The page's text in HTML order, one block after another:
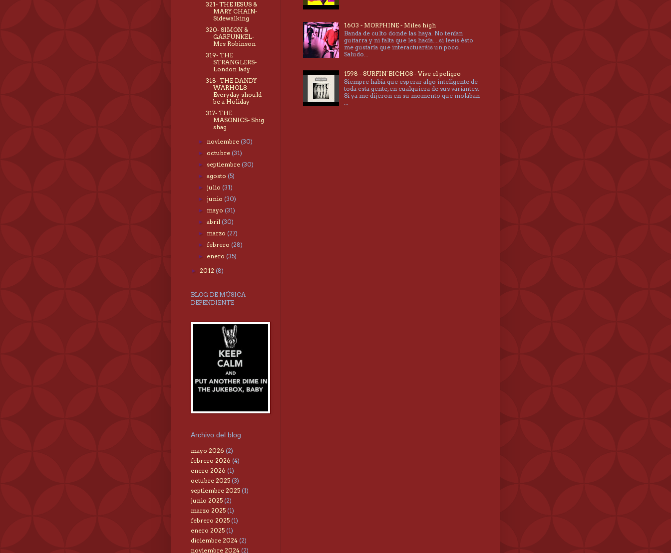
1603 - MORPHINE - Miles high
Banda de culto donde las haya. No tenían
guitarra y ni falta que les hacía....si leeis ésto
me gustaría que interactuaráis un poco.
Saludo...
1598 - SURFIN´BICHOS - Vive el peligro
Siempre había que esperar algo inteligente de
toda esta gente, en cualquiera de sus variantes.
Si ya me dijeron en su momento que molaban
321- THE JESUS &
MARY CHAIN-
Sidewalking
320- SIMON &
GARFUNKEL-
Mrs Robinson
319- THE
STRANGLERS-
London lady
318- THE DANDY
WARHOLS-
Everyday should
be a Holiday
317- THE
MASONICS- Shig
shag
► noviembre(30)
► octubre(31)
►septiembre(30)
►agosto(5)
► julio(31)
► junio(30)
► mayo(31)
►abril(30)
► marzo(27)
►febrero(28)
► enero(35)
► 2012 (8)
BLOG DE MÚSICA
DEPENDIENTE
Archivo del blog
mayo 2026 (2)
febrero 2026 (4)
enero 2026 (1)
octubre 2025 (3)
septiembre 2025 (1)
junio 2025 (2)
marzo 2025 (1)
febrero 2025 (1)
enero 2025 (1)
diciembre 2024 (2)
noviembre 2024 (2)